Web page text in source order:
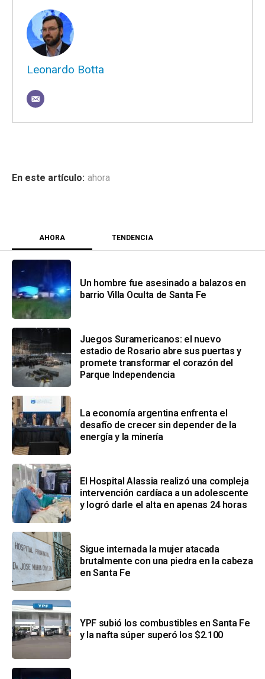
Leonardo Botta
ahora
AHORA TENDENCIA
Un hombre fue asesinado a balazos en
barrio Villa Oculta de Santa Fe
Juegos Suramericanos: el nuevo
estadio de Rosario abre sus puertas y
promete transformar el corazón del
Parque Independencia
La economía argentina enfrenta el
desafío de crecer sin depender de la
energía y la minería
El Hospital Alassia realizó una compleja
intervención cardíaca a un adolescente
y logró darle el alta en apenas 24 horas
Sigue internada la mujer atacada
brutalmente con una piedra en la cabeza
en Santa Fe
YPF subió los combustibles en Santa Fe
y la nafta súper superó los $2.100